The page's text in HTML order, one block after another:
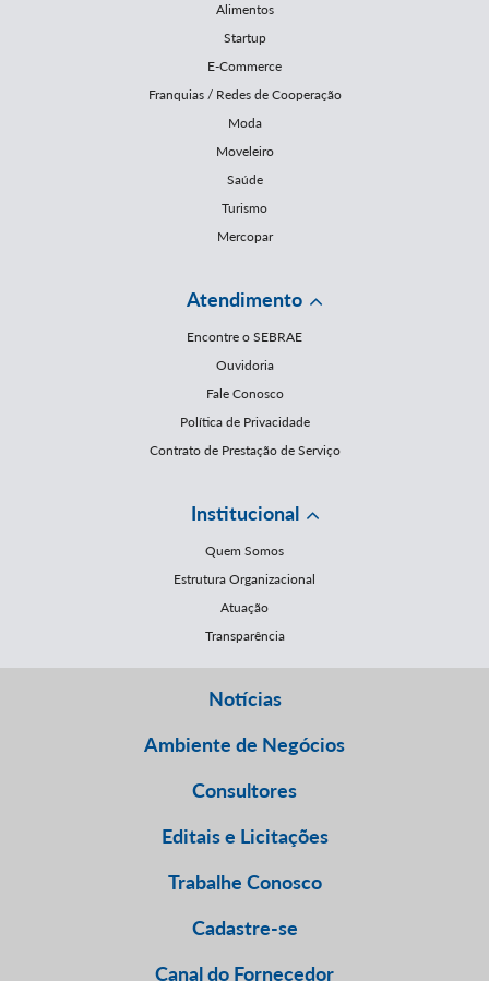
Alimentos
Startup
E-Commerce
Franquias / Redes de Cooperação
Moda
Moveleiro
Saúde
Turismo
Mercopar
Atendimento
Encontre o SEBRAE
Ouvidoria
Fale Conosco
Política de Privacidade
Contrato de Prestação de Serviço
Institucional
Quem Somos
Estrutura Organizacional
Atuação
Transparência
Notícias
Ambiente de Negócios
Consultores
Editais e Licitações
Trabalhe Conosco
Cadastre-se
Canal do Fornecedor